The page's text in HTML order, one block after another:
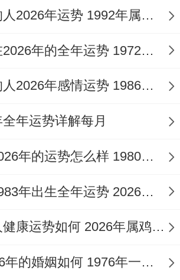
不一样是关注~犯太岁得
示、该年东南方五黄煞同岁
化解...
也缓冲太岁冲击，还能将凶
得中年生肖父母。
学角度;东南方位代表家庭得
...犯太岁家庭可在此处增设
1992年属猴的人2026年运势 1992年属猴人2026年运势及运程
1972年属鼠在2026年的全年运势 1972年属鼠在52岁后的运气
1986年属虎的人2026年感情运势 1986年属虎的人这一生婚姻怎么样
年运势详解每月
1980年属猴2026年的运势怎么样 1980年属猴人2月份运程
2026属猪人1983年出生全年运势 2026属猪人的全年运势
2026年属鸡人健康运势如何 2026年属鸡人的全年运势如何
1976年到2026年的婚姻如何 1976年一生婚姻状况